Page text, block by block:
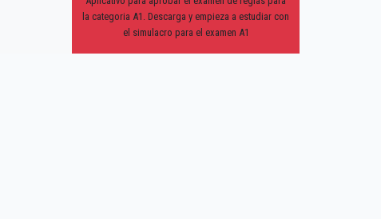
la categoria A1. Descarga y empieza a estudiar con
el simulacro para el examen A1